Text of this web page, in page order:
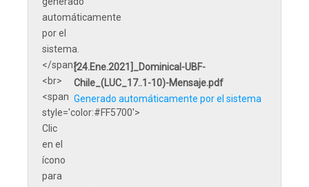
[24.Ene.2021]_Dominical-UBF-
Chile_(LUC_17..1-10)-Mensaje.pdf
Generado automáticamente por el sistema